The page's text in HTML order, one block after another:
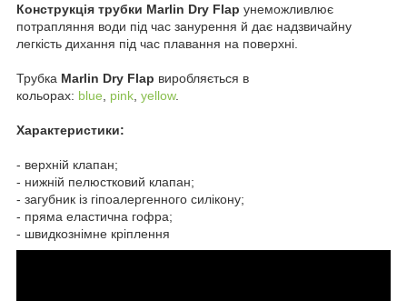
Конструкція трубки Marlin Dry Flap унеможливлює
потрапляння води під час занурення й дає надзвичайну
легкість дихання під час плавання на поверхні.
Трубка Marlin Dry Flap виробляється в
кольорах: blue pink yellow.
Характеристики:
- верхній клапан;
- нижній пелюстковий клапан;
- загубник із гіпоалергенного силікону;
- пряма еластична гофра;
- швидкознімне кріплення